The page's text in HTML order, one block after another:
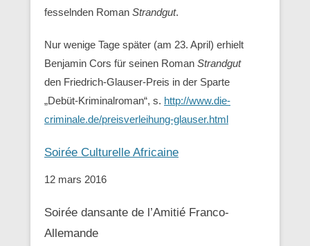
fesselnden Roman Strandgut.
Nur wenige Tage später (am 23. April) erhielt
Benjamin Cors für seinen Roman Strandgut
den Friedrich-Glauser-Preis in der Sparte
„Debüt-Kriminalroman“, s. http://www.die-
criminale.de/preisverleihung-glauser.html
Soirée Culturelle Africaine
12 mars 2016
Soirée dansante de l’Amitié Franco-
Allemande